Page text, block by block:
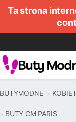
Ta strona
BUTYMODNE
BUTY CM PARIS